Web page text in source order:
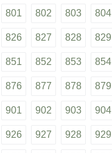
801 802 803 804
826 827 828 829
851 852 853 854
876 877 878 879
901 902 903 904
926 927 928 929